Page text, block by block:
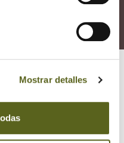
Mostrar detalles